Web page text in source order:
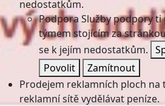
nedostatkům.
PodporaSlužby podpory ti
týmem stojícím za
se k jejím nedostatkům.
Povolit
Zamítnout
Prodejem reklamních ploch
reklamní sítě vydělávat peníze.